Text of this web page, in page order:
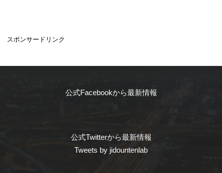
スポンサードリンク
公式Facebookから最新情報
公式Twitterから最新情報
Tweets by jidountenlab